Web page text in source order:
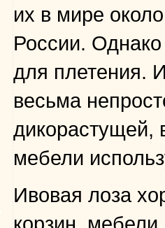
их в мире
России.
для плетения.
весьма
дикорастущей,
мебели
Ивовая лоза